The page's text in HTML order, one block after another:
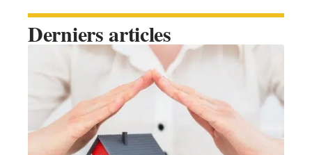
Derniers articles